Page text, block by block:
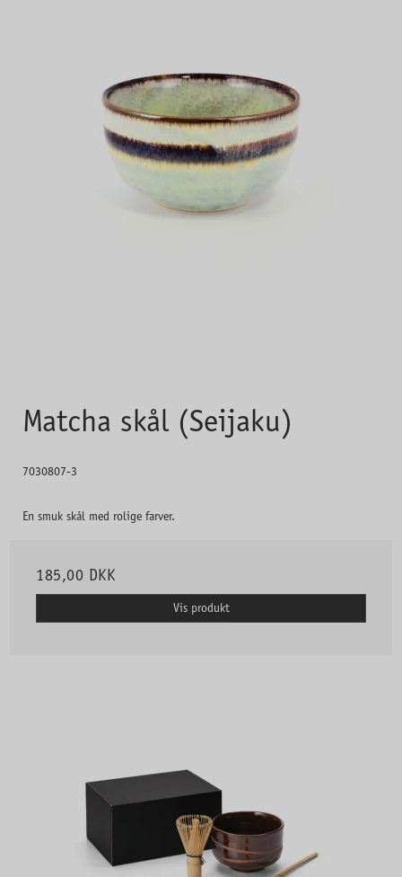
Matcha skål (Seijaku)
7030807-3
En smuk skål med rolige farver.
185,00 DKK
Vis produkt